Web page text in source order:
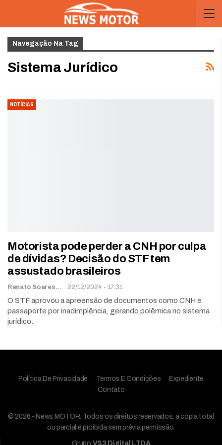
Navegação Na Tag
Sistema Jurídico
NOTÍCIAS
Motorista pode perder a CNH por culpa
de dívidas? Decisão do STF tem
assustado brasileiros
Renato Soares 22/12/2024 - 17:31
O STF aprovou a apreensão de documentos como CNH e
passaporte por inadimplência, gerando polêmica no sistema
jurídico.
Política De Privacidade Termos E Condições
Expediente
Contato
© 2026 - News MOTOR. Todos os direitos reservados, a cópia total
ou parcial é proibida sem prévia permissão.
Grupo VS3 Digital LTDA